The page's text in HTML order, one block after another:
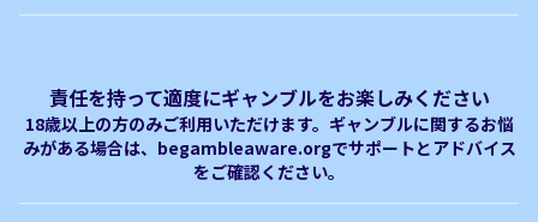
オンラインカジノ フリースピ
ン おすすめ
Plinko｜プリンコとは？
オンラインカジノ最新サイト
オンラインカジノボーナス
責任を持って適度にギャンブルをお楽しみください
18歳以上の方のみご利用いただけます。ギャンブルに関するお悩
みがある場合は、begambleaware.orgでサポートとアドバイス
をご確認ください。